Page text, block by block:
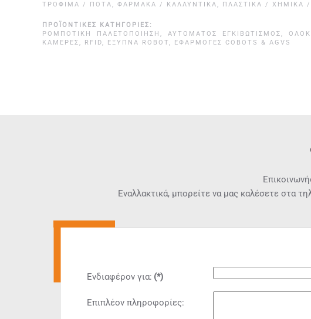
ΤΡΌΦΙΜΑ / ΠΟΤΆ, ΦΆΡΜΑΚΑ / ΚΑΛΛΥΝΤΙΚΆ, ΠΛΑΣΤΙΚΆ / ΧΗΜΙΚΆ
ΠΡΟΪΟΝΤΙΚΈΣ ΚΑΤΗΓΟΡΊΕΣ:
ΡΟΜΠΟΤΙΚΉ ΠΑΛΕΤΟΠΟΊΗΣΗ,ΑΥΤΌΜΑΤΟΣ ΕΓΚΙΒΩΤΙΣΜΌΣ,
ΚΆΜΕΡΕΣ, RFID, ΈΞΥΠΝΑ ROBOT, ΕΦΑΡΜΟΓΈΣ COBOTS & AGVS
Εναλλακτικά, μπορείτε να μας καλέσετε στα
Ενδιαφέρον για: (*)
Επιπλέον πληροφορίες: